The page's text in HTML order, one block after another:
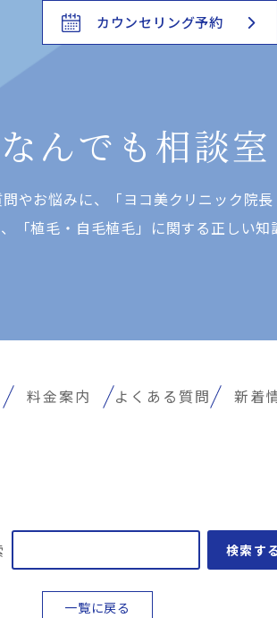
カウンセリング予約
んでも相談室
やお悩みに、「ヨコ美クリニック院⻑
「植⽑・⾃⽑植⽑」に関する正しい知
料金案内 よくある質問 新着
検索す
一覧に戻る